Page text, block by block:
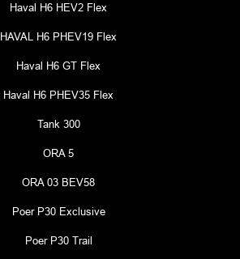
Haval H6 HEV2 Flex
HAVAL H6 PHEV19 Flex
Haval H6 GT Flex
Haval H6 PHEV35 Flex
Tank 300
ORA 5
ORA 03 BEV58
Poer P30 Exclusive
Poer P30 Trail